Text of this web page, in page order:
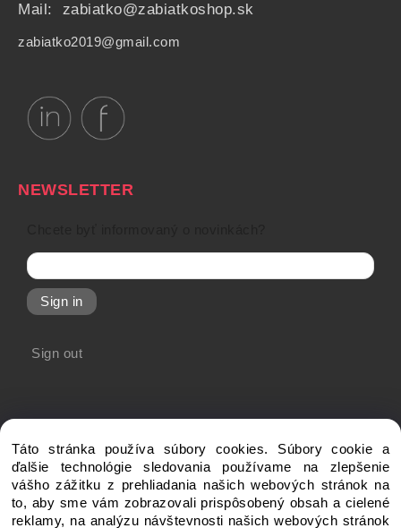
Mail: zabiatko@zabiatkoshop.sk
zabiatko2019@gmail.com
NEWSLETTER
Sign in
Sign out
Copyright © 20xx My-Shop.com, All rights reserved
Táto stránka používa súbory cookies. Súbory cookie a
ďalšie technológie sledovania používame na zlepšenie
vášho zážitku z prehliadania našich webových stránok na
to, aby sme vám zobrazovali prispôsobený obsah a cielené
reklamy, na analýzu návštevnosti našich webových stránok